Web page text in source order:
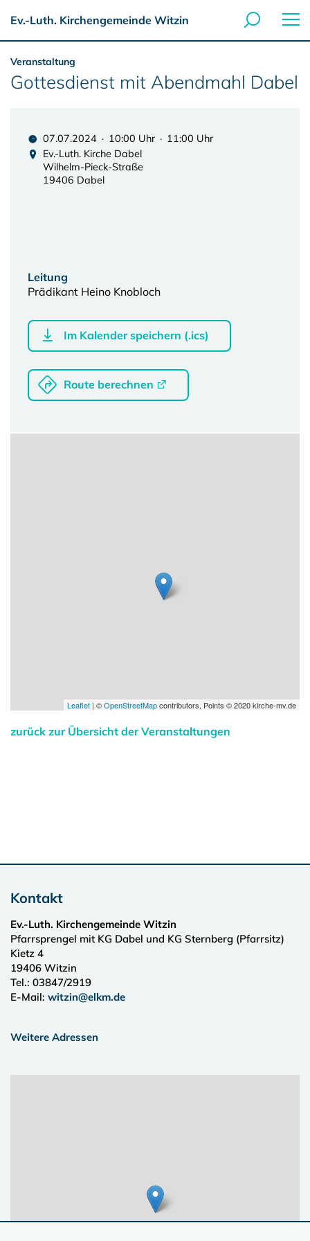
Ev.-Luth. Kirchengemeinde Witzin
Veranstaltung
Gottesdienst mit Abendmahl Dabel
07.07.2024 · 10:00 Uhr · 11:00 Uhr
Ev.-Luth. Kirche Dabel
Wilhelm-Pieck-Straße
19406 Dabel
Leitung
Prädikant Heino Knobloch
Im Kalender speichern (.ics)
Route berechnen
Leaflet | ©OpenStreetMapcontributors, Points © 2020 kirche-mv.de
zurück zur Übersicht der Veranstaltungen
Kontakt
Ev.-Luth. Kirchengemeinde Witzin
Pfarrsprengel mit KG Dabel und KG Sternberg (Pfarrsitz)
Kietz 4
19406 Witzin
Tel.: 03847/2919
E-Mail: witzin@elkm.de
Weitere Adressen